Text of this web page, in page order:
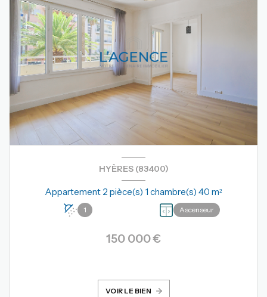
HYÈRES (83400)
Appartement 2 pièce(s) 1 chambre(s) 40 m²
1 Ascenseur
150 000 €
VOIR LE BIEN